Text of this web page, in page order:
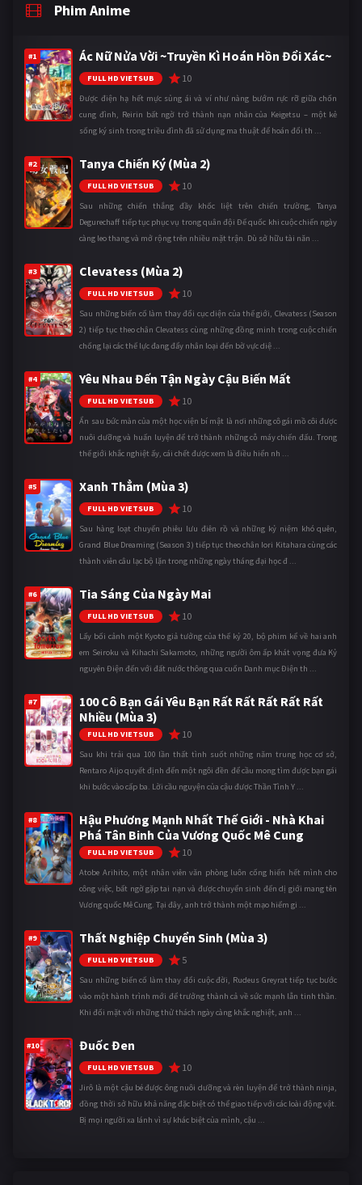
Phim Anime
#1 Ác Nữ Nửa Vời ~Truyền Kì Hoán Hồn Đổi Xác~
FULL HD VIETSUB 10
Được điện hạ hết mực sủng ái và ví như nàng bướm rực rỡ giữa chốn
cung đình, Reirin bất ngờ trở thành nạn nhân của Keigetsu – một kẻ
sống ký sinh trong triều đình đã sử dụng ma thuật để hoán đổi th ...
#2 Tanya Chiến Ký (Mùa 2)
FULL HD VIETSUB 10
Sau những chiến thắng đầy khốc liệt trên chiến trường, Tanya
Degurechaff tiếp tục phục vụ trong quân đội Đế quốc khi cuộc chiến ngày
càng leo thang và mở rộng trên nhiều mặt trận. Dù sở hữu tài năn ...
#3 Clevatess (Mùa 2)
FULL HD VIETSUB 10
Sau những biến cố làm thay đổi cục diện của thế giới, Clevatess (Season
2) tiếp tục theo chân Clevatess cùng những đồng minh trong cuộc chiến
chống lại các thế lực đang đẩy nhân loại đến bờ vực diệ ...
#4 Yêu Nhau Đến Tận Ngày Cậu Biến Mất
FULL HD VIETSUB 10
Ẩn sau bức màn của một học viện bí mật là nơi những cô gái mồ côi được
nuôi dưỡng và huấn luyện để trở thành những cỗ máy chiến đấu. Trong
thế giới khắc nghiệt ấy, cái chết được xem là điều hiển nh ...
#5 Xanh Thẳm (Mùa 3)
FULL HD VIETSUB 10
Sau hàng loạt chuyến phiêu lưu điên rồ và những kỷ niệm khó quên,
Grand Blue Dreaming (Season 3) tiếp tục theo chân Iori Kitahara cùng các
thành viên câu lạc bộ lặn trong những ngày tháng đại học đ ...
#6 Tia Sáng Của Ngày Mai
FULL HD VIETSUB 10
Lấy bối cảnh một Kyoto giả tưởng của thế kỷ 20, bộ phim kể về hai anh
em Seiroku và Kihachi Sakamoto, những người ôm ấp khát vọng đưa Kỷ
nguyên Điện đến với đất nước thông qua cuốn Danh mục Điện th ...
#7
100 Cô Bạn Gái Yêu Bạn Rất Rất Rất Rất Rất
Nhiều (Mùa 3)
FULL HD VIETSUB 10
Sau khi trải qua 100 lần thất tình suốt những năm trung học cơ sở,
Rentaro Aijo quyết định đến một ngôi đền để cầu mong tìm được bạn gái
khi bước vào cấp ba. Lời cầu nguyện của cậu được Thần Tình Y ...
#8
Hậu Phương Mạnh Nhất Thế Giới - Nhà Khai
Phá Tân Binh Của Vương Quốc Mê Cung
FULL HD VIETSUB 10
Atobe Arihito, một nhân viên văn phòng luôn cống hiến hết mình cho
công việc, bất ngờ gặp tai nạn và được chuyển sinh đến dị giới mang tên
Vương quốc Mê Cung. Tại đây, anh trở thành một mạo hiểm gi ...
#9 Thất Nghiệp Chuyển Sinh (Mùa 3)
FULL HD VIETSUB 5
Sau những biến cố làm thay đổi cuộc đời, Rudeus Greyrat tiếp tục bước
vào một hành trình mới để trưởng thành cả về sức mạnh lẫn tinh thần.
Khi đối mặt với những thử thách ngày càng khắc nghiệt, anh ...
#10 Đuốc Đen
FULL HD VIETSUB 10
Jirô là một cậu bé được ông nuôi dưỡng và rèn luyện để trở thành ninja,
đồng thời sở hữu khả năng đặc biệt có thể giao tiếp với các loài động vật.
Bị mọi người xa lánh vì sự khác biệt của mình, cậu ...